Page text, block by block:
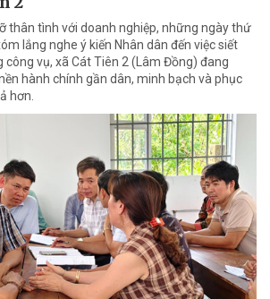
thân tình với doanh nghiệp, những ngày thứ
lắng nghe ý kiến Nhân dân đến việc siết
công vụ, xã Cát Tiên 2 (Lâm Đồng) đang
hành chính gần dân, minh bạch và phục
hơn.